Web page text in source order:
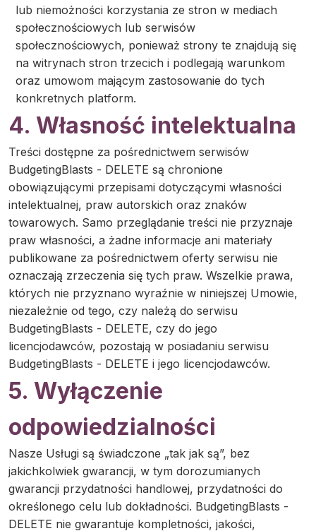
lub niemożności korzystania ze stron w mediach
społecznościowych lub serwisów
społecznościowych, ponieważ strony te znajdują się
na witrynach stron trzecich i podlegają warunkom
oraz umowom mającym zastosowanie do tych
konkretnych platform.
4. Własność intelektualna
Treści dostępne za pośrednictwem serwisów
BudgetingBlasts - DELETE są chronione
obowiązującymi przepisami dotyczącymi własności
intelektualnej, praw autorskich oraz znaków
towarowych. Samo przeglądanie treści nie przyznaje
praw własności, a żadne informacje ani materiały
publikowane za pośrednictwem oferty serwisu nie
oznaczają zrzeczenia się tych praw. Wszelkie prawa,
których nie przyznano wyraźnie w niniejszej Umowie,
niezależnie od tego, czy należą do serwisu
BudgetingBlasts - DELETE, czy do jego
licencjodawców, pozostają w posiadaniu serwisu
BudgetingBlasts - DELETE i jego licencjodawców.
5. Wyłączenie
odpowiedzialności
Nasze Usługi są świadczone „tak jak są”, bez
jakichkolwiek gwarancji, w tym dorozumianych
gwarancji przydatności handlowej, przydatności do
określonego celu lub dokładności. BudgetingBlasts -
DELETE nie gwarantuje kompletności, jakości,